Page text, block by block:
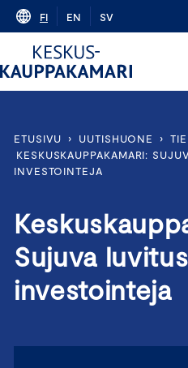
Skip
content
FI EN SV
ETUSIVU › UUTISHUONE ›
KESKUSKAUPPAKAMARI:
INVESTOINTEJA
Sujuva
investointeja